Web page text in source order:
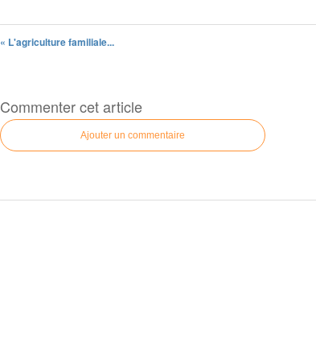
« L'agriculture familiale...
Commenter cet article
Ajouter un commentaire